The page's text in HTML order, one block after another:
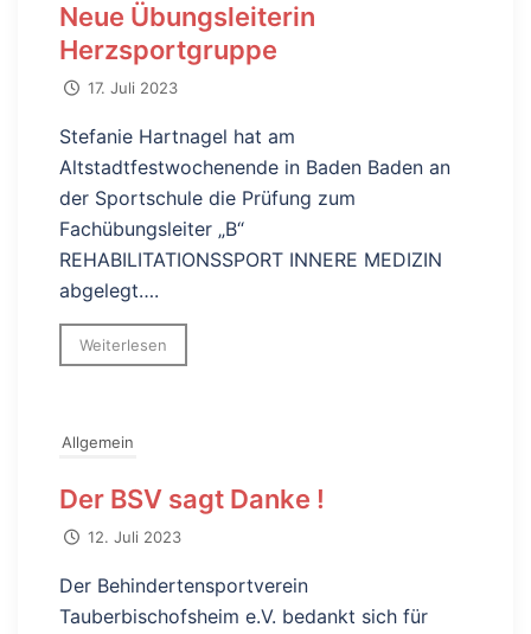
Neue Übungsleiterin
Herzsportgruppe
17. Juli 2023
Stefanie Hartnagel hat am
Altstadtfestwochenende in Baden Baden an
der Sportschule die Prüfung zum
Fachübungsleiter „B“
REHABILITATIONSSPORT INNERE MEDIZIN
abgelegt….
Weiterlesen
Allgemein
Der BSV sagt Danke !
12. Juli 2023
Der Behindertensportverein
Tauberbischofsheim e.V. bedankt sich für